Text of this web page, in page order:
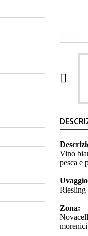

Vino
pesca e
Riesling
Zona: